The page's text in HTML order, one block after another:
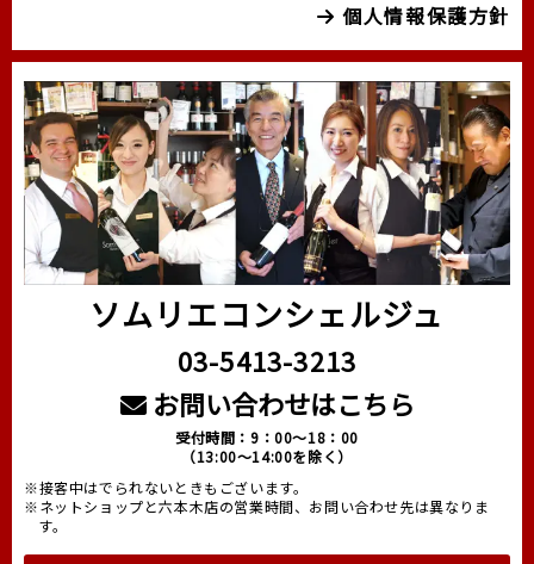
個人情報保護方針
ソムリエコンシェルジュ
03-5413-3213
お問い合わせはこちら
受付時間：9：00～18：00
（13:00～14:00を除く）
※接客中はでられないときもございます。
※ネットショップと六本木店の営業時間、お問い合わせ先は異なりま
す。